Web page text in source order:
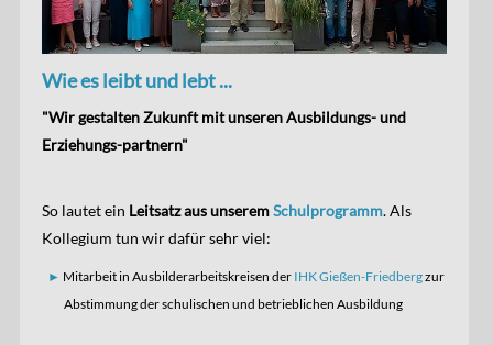
Wie es leibt und lebt ...
"Wir gestalten Zukunft mit unseren Ausbildungs- und
Erziehungs-partnern"
So lautet ein Leitsatz aus unseremSchulprogramm. Als
Kollegium tun wir dafür sehr viel:
Mitarbeit in Ausbilderarbeitskreisen der IHK Gießen-Friedbergzur
Abstimmung der schulischen und betrieblichen Ausbildung